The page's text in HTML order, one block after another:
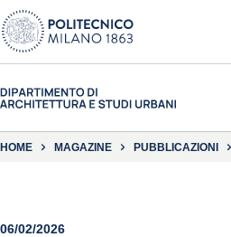
HOME MAGAZINE PUBBLICAZIONI
06/02/2026